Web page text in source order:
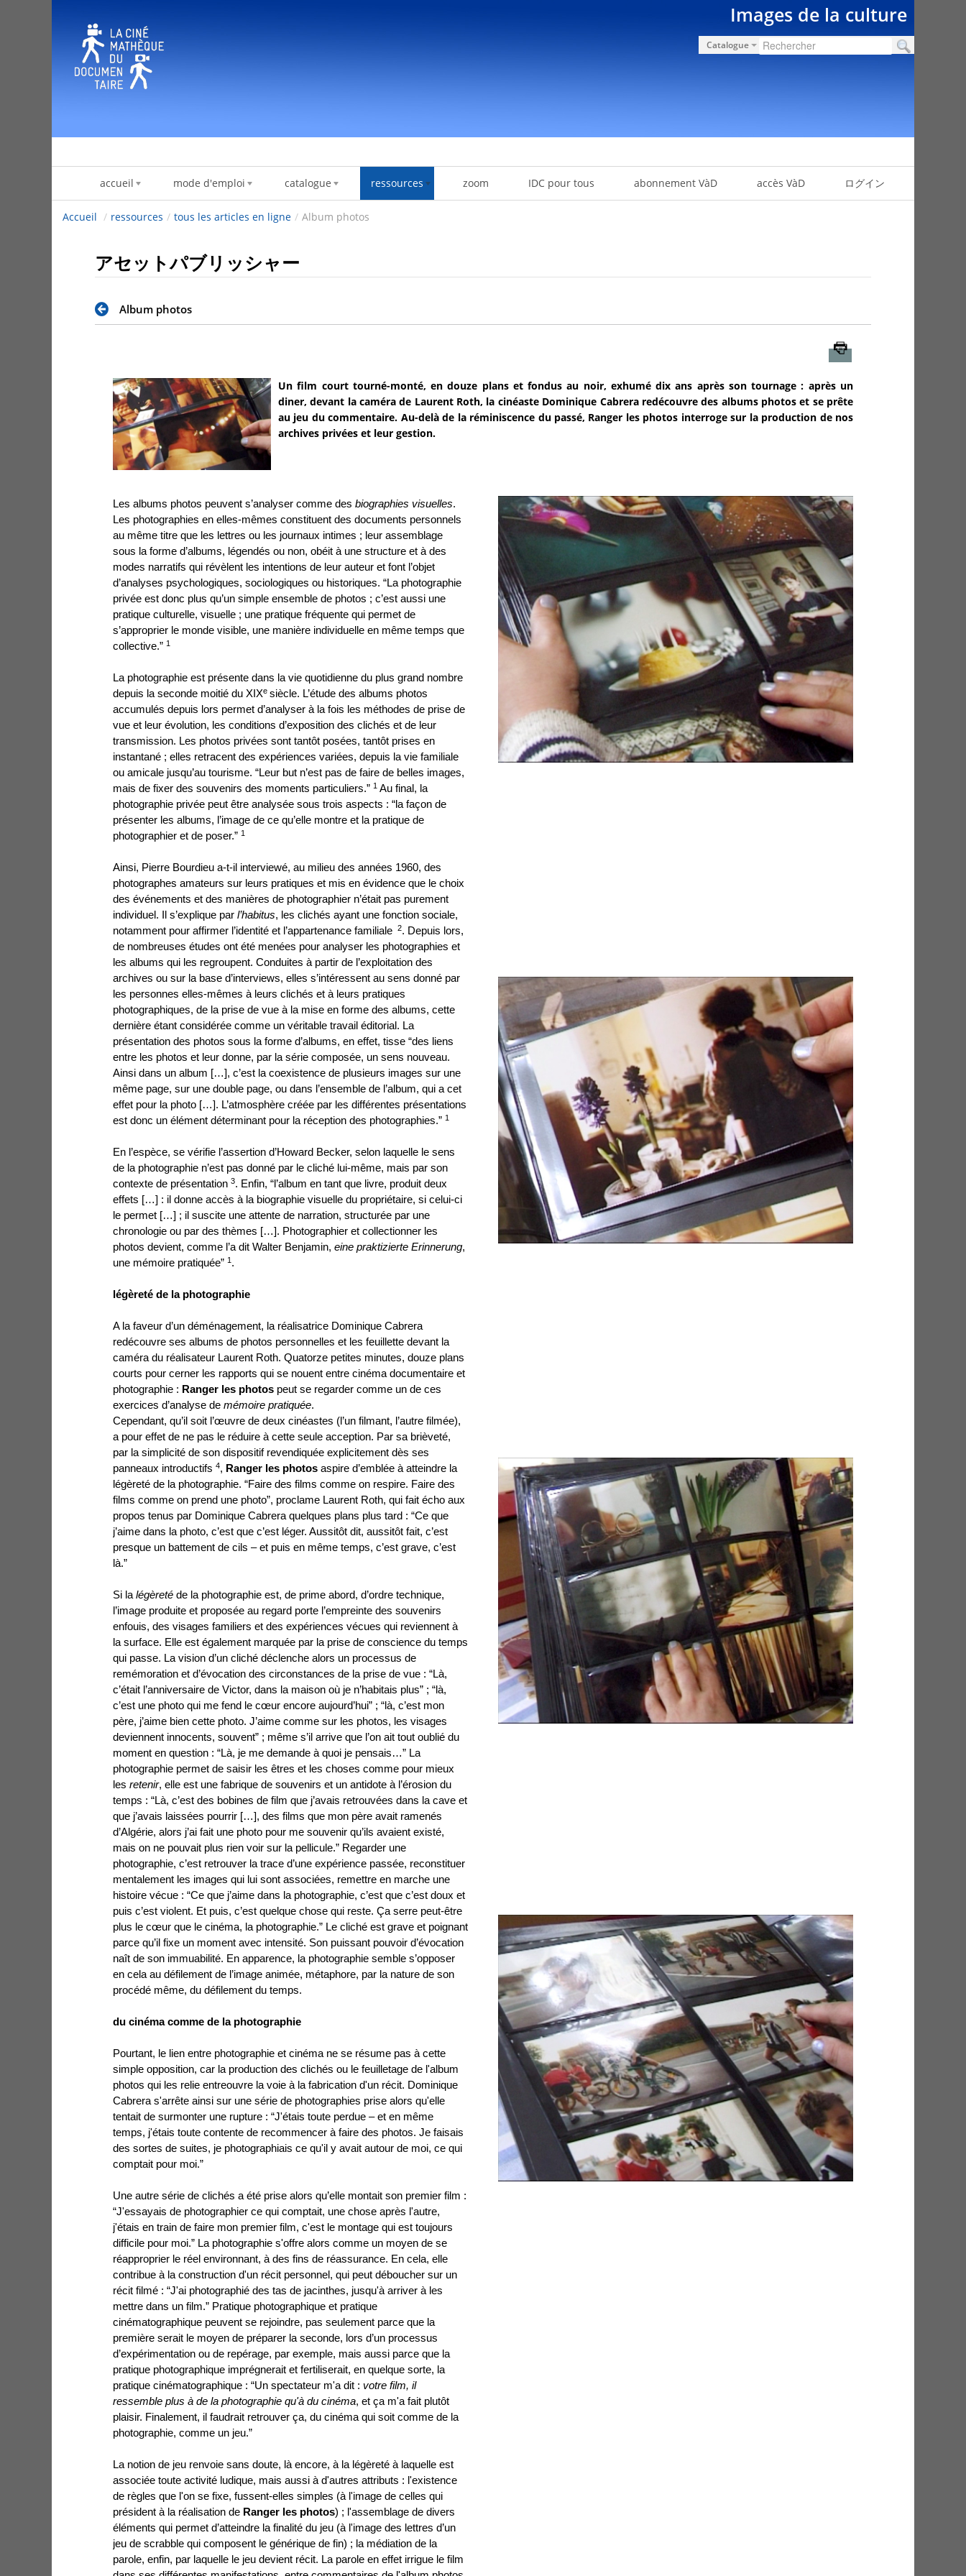
Images de la culture
Catalogue
accueil mode d'emploi catalogue ressources zoom IDC pour tous abonnement VàD accès VàD ログイン
Accueil / ressources / tous les articles en ligne / Album photos
アセットパブリッシャー
Album photos
Un film court tourné-monté, en douze plans et fondus au noir, exhumé dix ans après son tournage : après un
diner, devant la caméra de Laurent Roth, la cinéaste Dominique Cabrera redécouvre des albums photos et se prête
au jeu du commentaire. Au-delà de la réminiscence du passé, Ranger les photos interroge sur la production de nos
archives privées et leur gestion.
Les albums photos peuvent s’analyser comme des biographies visuelles.
Les photographies en elles-mêmes constituent des documents personnels
au même titre que les lettres ou les journaux intimes ; leur assemblage
sous la forme d’albums, légendés ou non, obéit à une structure et à des
modes narratifs qui révèlent les intentions de leur auteur et font l’objet
d’analyses psychologiques, sociologiques ou historiques. “La photographie
privée est donc plus qu’un simple ensemble de photos ; c’est aussi une
pratique culturelle, visuelle ; une pratique fréquente qui permet de
s’approprier le monde visible, une manière individuelle en même temps que
collective.” 1
La photographie est présente dans la vie quotidienne du plus grand nombre
depuis la seconde moitié du XIXe siècle. L’étude des albums photos
accumulés depuis lors permet d’analyser à la fois les méthodes de prise de
vue et leur évolution, les conditions d’exposition des clichés et de leur
transmission. Les photos privées sont tantôt posées, tantôt prises en
instantané ; elles retracent des expériences variées, depuis la vie familiale
ou amicale jusqu’au tourisme. “Leur but n’est pas de faire de belles images,
mais de fixer des souvenirs des moments particuliers.” 1 Au final, la
photographie privée peut être analysée sous trois aspects : “la façon de
présenter les albums, l’image de ce qu’elle montre et la pratique de
photographier et de poser.” 1
Ainsi, Pierre Bourdieu a-t-il interviewé, au milieu des années 1960, des
photographes amateurs sur leurs pratiques et mis en évidence que le choix
des événements et des manières de photographier n’était pas purement
individuel. Il s’explique par l’habitus, les clichés ayant une fonction sociale,
notamment pour affirmer l’identité et l’appartenance familiale 2. Depuis lors,
de nombreuses études ont été menées pour analyser les photographies et
les albums qui les regroupent. Conduites à partir de l’exploitation des
archives ou sur la base d’interviews, elles s’intéressent au sens donné par
les personnes elles-mêmes à leurs clichés et à leurs pratiques
photographiques, de la prise de vue à la mise en forme des albums, cette
dernière étant considérée comme un véritable travail éditorial. La
présentation des photos sous la forme d’albums, en effet, tisse “des liens
entre les photos et leur donne, par la série composée, un sens nouveau.
Ainsi dans un album […], c’est la coexistence de plusieurs images sur une
même page, sur une double page, ou dans l’ensemble de l’album, qui a cet
effet pour la photo […]. L’atmosphère créée par les différentes présentations
est donc un élément déterminant pour la réception des photographies.” 1
En l’espèce, se vérifie l’assertion d’Howard Becker, selon laquelle le sens
de la photographie n’est pas donné par le cliché lui-même, mais par son
contexte de présentation 3. Enfin, “l’album en tant que livre, produit deux
effets […] : il donne accès à la biographie visuelle du propriétaire, si celui-ci
le permet […] ; il suscite une attente de narration, structurée par une
chronologie ou par des thèmes […]. Photographier et collectionner les
photos devient, comme l’a dit Walter Benjamin, eine praktizierte Erinnerung,
une mémoire pratiquée” 1 .
légèreté de la photographie
A la faveur d’un déménagement, la réalisatrice Dominique Cabrera
redécouvre ses albums de photos personnelles et les feuillette devant la
caméra du réalisateur Laurent Roth. Quatorze petites minutes, douze plans
courts pour cerner les rapports qui se nouent entre cinéma documentaire et
photographie : Ranger les photos peut se regarder comme un de ces
exercices d’analyse de mémoire pratiquée.
Cependant, qu’il soit l’œuvre de deux cinéastes (l’un filmant, l’autre filmée),
a pour effet de ne pas le réduire à cette seule acception. Par sa brièveté,
par la simplicité de son dispositif revendiquée explicitement dès ses
panneaux introductifs 4, Ranger les photos aspire d’emblée à atteindre la
légèreté de la photographie. “Faire des films comme on respire. Faire des
films comme on prend une photo”, proclame Laurent Roth, qui fait écho aux
propos tenus par Dominique Cabrera quelques plans plus tard : “Ce que
j’aime dans la photo, c’est que c’est léger. Aussitôt dit, aussitôt fait, c’est
presque un battement de cils – et puis en même temps, c’est grave, c’est
là.”
Si la légèreté de la photographie est, de prime abord, d’ordre technique,
l’image produite et proposée au regard porte l’empreinte des souvenirs
enfouis, des visages familiers et des expériences vécues qui reviennent à
la surface. Elle est également marquée par la prise de conscience du temps
qui passe. La vision d’un cliché déclenche alors un processus de
remémoration et d’évocation des circonstances de la prise de vue : “Là,
c’était l’anniversaire de Victor, dans la maison où je n’habitais plus” ; “là,
c’est une photo qui me fend le cœur encore aujourd’hui” ; “là, c’est mon
père, j’aime bien cette photo. J’aime comme sur les photos, les visages
deviennent innocents, souvent” ; même s’il arrive que l’on ait tout oublié du
moment en question : “Là, je me demande à quoi je pensais…” La
photographie permet de saisir les êtres et les choses comme pour mieux
les retenir, elle est une fabrique de souvenirs et un antidote à l’érosion du
temps : “Là, c’est des bobines de film que j’avais retrouvées dans la cave et
que j’avais laissées pourrir […], des films que mon père avait ramenés
d’Algérie, alors j’ai fait une photo pour me souvenir qu’ils avaient existé,
mais on ne pouvait plus rien voir sur la pellicule.” Regarder une
photographie, c’est retrouver la trace d’une expérience passée, reconstituer
mentalement les images qui lui sont associées, remettre en marche une
histoire vécue : “Ce que j’aime dans la photographie, c’est que c’est doux et
puis c’est violent. Et puis, c’est quelque chose qui reste. Ça serre peut-être
plus le cœur que le cinéma, la photographie.” Le cliché est grave et poignant
parce qu’il fixe un moment avec intensité. Son puissant pouvoir d’évocation
naît de son immuabilité. En apparence, la photographie semble s’opposer
en cela au défilement de l’image animée, métaphore, par la nature de son
procédé même, du défilement du temps.
du cinéma comme de la photographie
Pourtant, le lien entre photographie et cinéma ne se résume pas à cette
simple opposition, car la production des clichés ou le feuilletage de l'album
photos qui les relie entreouvre la voie à la fabrication d'un récit. Dominique
Cabrera s'arrête ainsi sur une série de photographies prise alors qu'elle
tentait de surmonter une rupture : “J'étais toute perdue – et en même
temps, j'étais toute contente de recommencer à faire des photos. Je faisais
des sortes de suites, je photographiais ce qu'il y avait autour de moi, ce qui
comptait pour moi.”
Une autre série de clichés a été prise alors qu’elle montait son premier film :
“J'essayais de photographier ce qui comptait, une chose après l'autre,
j'étais en train de faire mon premier film, c'est le montage qui est toujours
difficile pour moi.” La photographie s'offre alors comme un moyen de se
réapproprier le réel environnant, à des fins de réassurance. En cela, elle
contribue à la construction d'un récit personnel, qui peut déboucher sur un
récit filmé : “J'ai photographié des tas de jacinthes, jusqu'à arriver à les
mettre dans un film.” Pratique photographique et pratique
cinématographique peuvent se rejoindre, pas seulement parce que la
première serait le moyen de préparer la seconde, lors d’un processus
d’expérimentation ou de repérage, par exemple, mais aussi parce que la
pratique photographique imprégnerait et fertiliserait, en quelque sorte, la
pratique cinématographique : “Un spectateur m'a dit : votre film, il
ressemble plus à de la photographie qu'à du cinéma, et ça m'a fait plutôt
plaisir. Finalement, il faudrait retrouver ça, du cinéma qui soit comme de la
photographie, comme un jeu.”
La notion de jeu renvoie sans doute, là encore, à la légèreté à laquelle est
associée toute activité ludique, mais aussi à d'autres attributs : l'existence
de règles que l'on se fixe, fussent-elles simples (à l'image de celles qui
président à la réalisation de Ranger les photos) ; l'assemblage de divers
éléments qui permet d’atteindre la finalité du jeu (à l'image des lettres d’un
jeu de scrabble qui composent le générique de fin) ; la médiation de la
parole, enfin, par laquelle le jeu devient récit. La parole en effet irrigue le film